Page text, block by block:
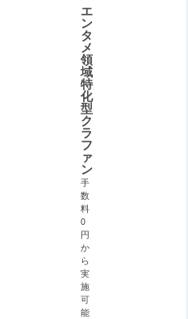
エ
ン
タ
メ
領
域
特
化
型
ク
ラ
フ
ァ
ン
手
数
料
0
円
か
ら
実
施
可
能